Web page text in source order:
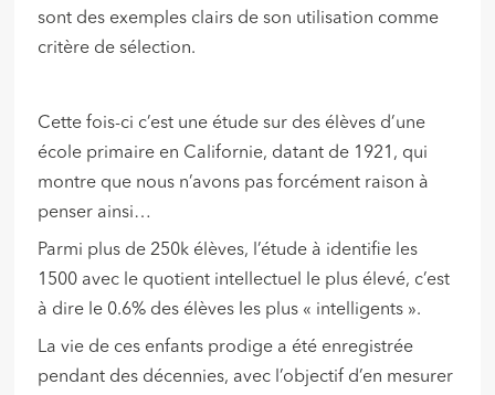
sont des exemples clairs de son utilisation comme
critère de sélection.
Cette fois-ci c’est une étude sur des élèves d’une
école primaire en Californie, datant de 1921, qui
montre que nous n’avons pas forcément raison à
penser ainsi…
Parmi plus de 250k élèves, l’étude à identifie les
1500 avec le quotient intellectuel le plus élevé, c’est
à dire le 0.6% des élèves les plus « intelligents ».
La vie de ces enfants prodige a été enregistrée
pendant des décennies, avec l’objectif d’en mesurer